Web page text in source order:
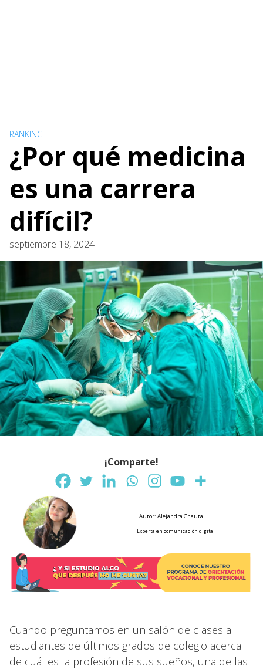
RANKING
¿Por qué medicina
es una carrera
difícil?
septiembre 18, 2024
¡Comparte!
Autor: Alejandra Chauta
Experta en comunicación digital
Cuando preguntamos en un salón de clases a
estudiantes de últimos grados de colegio acerca
de cuál es la profesión de sus sueños, una de las